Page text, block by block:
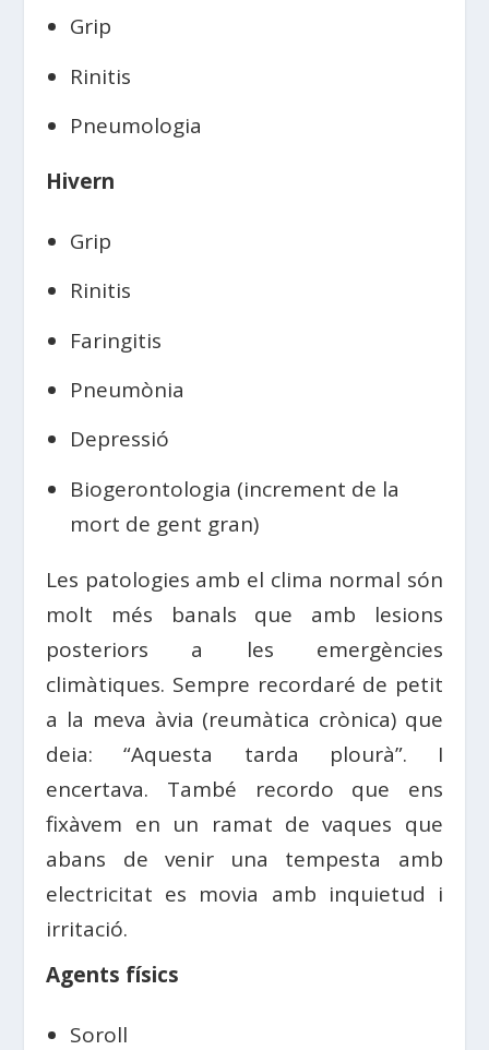
Grip
Rinitis
Pneumologia
Hivern
Grip
Rinitis
Faringitis
Pneumònia
Depressió
Biogerontologia (increment de la
mort de gent gran)
Les patologies amb el clima normal són
molt més banals que amb lesions
posteriors a les emergències
climàtiques. Sempre recordaré de petit
a la meva àvia (reumàtica crònica) que
deia: “Aquesta tarda plourà”. I
encertava. També recordo que ens
fixàvem en un ramat de vaques que
abans de venir una tempesta amb
electricitat es movia amb inquietud i
irritació.
Agents físics
Soroll